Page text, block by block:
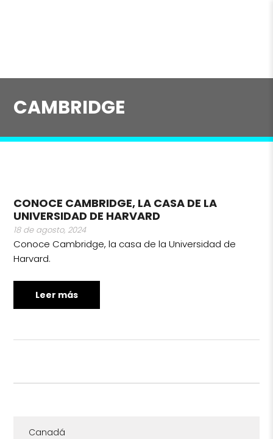
CAMBRIDGE
CONOCE CAMBRIDGE, LA CASA DE LA
UNIVERSIDAD DE HARVARD
18 de agosto, 2024
Conoce Cambridge, la casa de la Universidad de
Harvard.
Leer más
Canadá